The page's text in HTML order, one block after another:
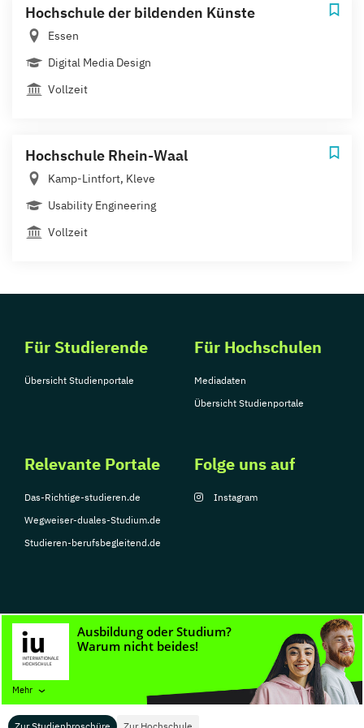
Mehr
Hochschule der bildenden Künste
Essen
Digital Media Design
Vollzeit
Hochschule Rhein-Waal
Kamp-Lintfort, Kleve
Usability Engineering
Vollzeit
Für Studierende
Übersicht Studienportale
Für Hochschulen
Mediadaten
Übersicht Studienportale
Relevante Portale
Das-Richtige-studieren.de
Wegweiser-duales-Studium.de
Studieren-berufsbegleitend.de
Folge uns auf
Instagram
© Copyright 2026, TarGroup Media GmbH
Nutzungsbedingungen